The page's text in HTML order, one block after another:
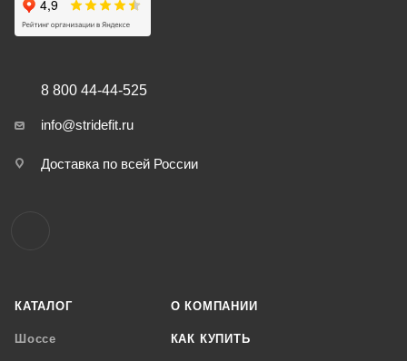
КАТАЛОГ
Шоссе
О КОМПАНИИ
КАК КУПИТЬ
8 800 44-44-525
info@stridefit.ru
Доставка по всей России